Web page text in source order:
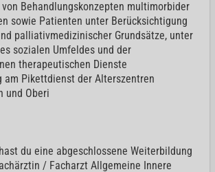
Behandlungskonzepten multimorbider
sowie Patienten unter Berücksichtigung
palliativmedizinischer Grundsätze, unter
sozialen Umfeldes und der
therapeutischen Dienste
am Pikettdienst der Alterszentren
und Oberi
du eine abgeschlossene Weiterbildung
/ Facharzt Allgemeine Innere